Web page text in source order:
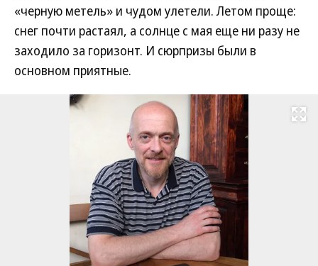
«черную метель» и чудом улетели. Летом проще:
снег почти растаял, а солнце с мая еще ни разу не
заходило за горизонт. И сюрпризы были в
основном приятные.
Развернуть